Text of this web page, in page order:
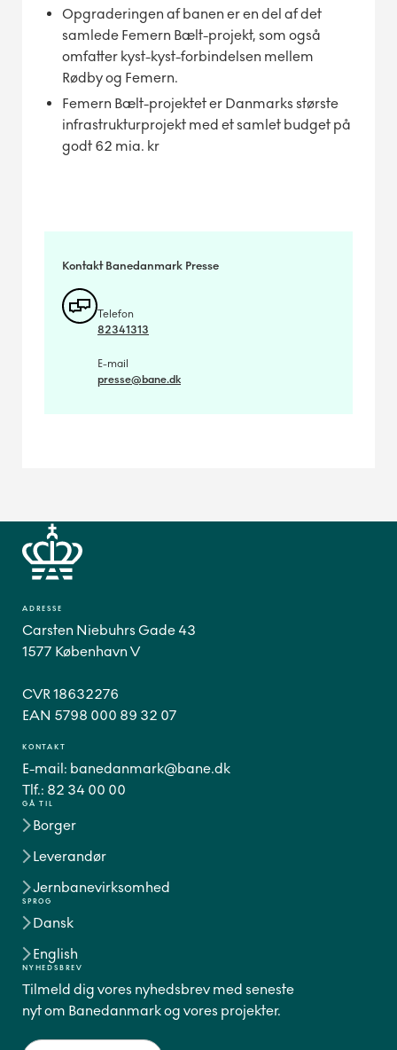
Opgraderingen af banen er en del af det
samlede Femern Bælt-projekt, som også
omfatter kyst-kyst-forbindelsen mellem
Rødby og Femern.
Femern Bælt-projektet er Danmarks største
infrastrukturprojekt med et samlet budget på
godt 62 mia. kr
Kontakt Banedanmark Presse
Telefon
82341313
E-mail
presse@bane.dk
GÅ TIL
Borger
Leverandør
Jernbanevirksomhed
SPROG
Dansk
English
ADRESSE
Carsten Niebuhrs Gade 43
1577 København V
CVR 18632276
EAN 5798 000 89 32 07
KONTAKT
E-mail: banedanmark@bane.dk
Tlf.: 82 34 00 00
NYHEDSBREV
Tilmeld dig vores nyhedsbrev med seneste
nyt om Banedanmark og vores projekter.